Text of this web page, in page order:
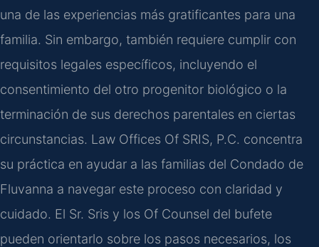
una de las experiencias más gratificantes para una
familia. Sin embargo, también requiere cumplir con
requisitos legales específicos, incluyendo el
consentimiento del otro progenitor biológico o la
terminación de sus derechos parentales en ciertas
circunstancias. Law Offices Of SRIS, P.C. concentra
su práctica en ayudar a las familias del Condado de
Fluvanna a navegar este proceso con claridad y
cuidado. El Sr. Sris y los Of Counsel del bufete
pueden orientarlo sobre los pasos necesarios, los